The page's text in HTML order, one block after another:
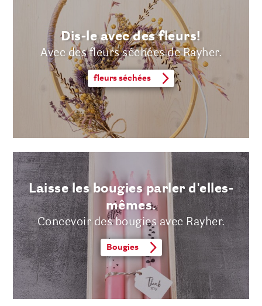
Dis-le avec des fleurs!
Avec des fleurs séchées de Rayher.
fleurs séchées
Laisse les bougies parler d'elles-
mêmes.
Concevoir des bougies avec Rayher.
Bougies